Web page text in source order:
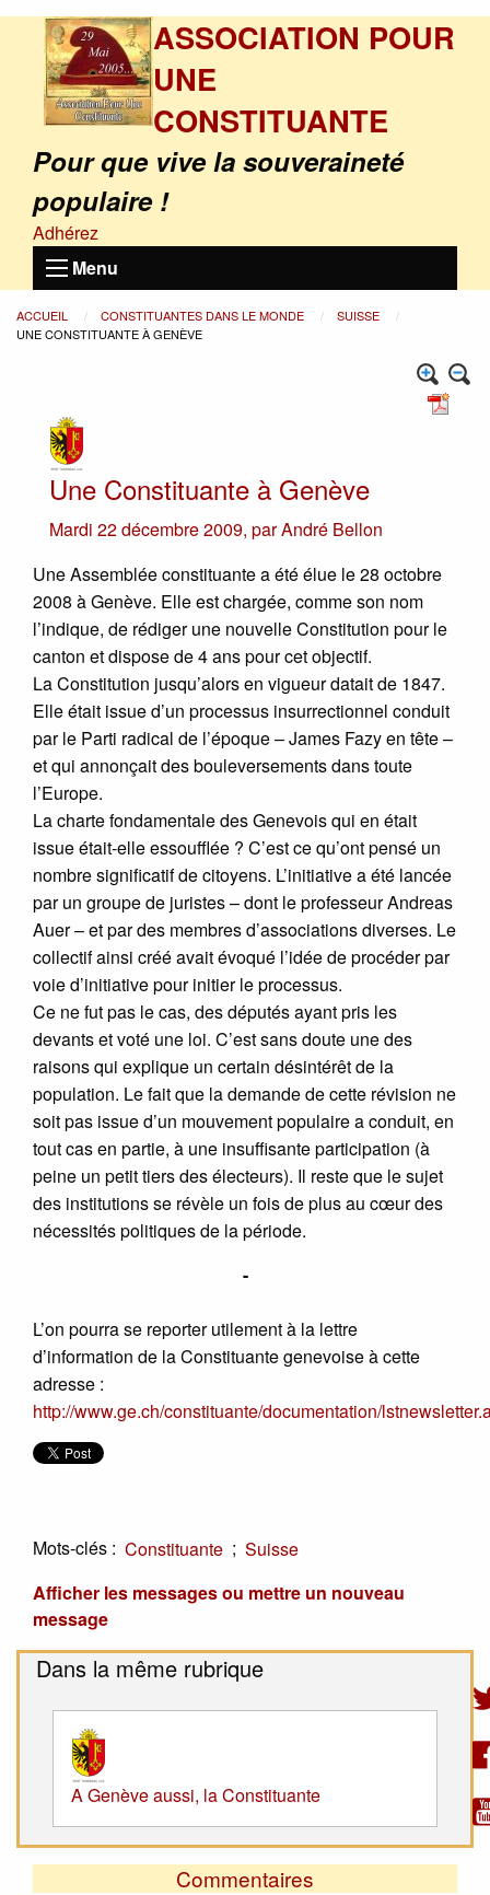
ASSOCIATION POUR
UNE
CONSTITUANTE
Pour que vive la souveraineté
populaire !
Adhérez
Menu
ACCUEIL CONSTITUANTES DANS LE MONDE
SUISSE
UNE CONSTITUANTE À GENÈVE
Une Constituante à Genève
Mardi 22 décembre 2009, parAndré Bellon
Une Assemblée constituante a été élue le 28 octobre
2008 à Genève. Elle est chargée, comme son nom
l’indique, de rédiger une nouvelle Constitution pour le
canton et dispose de 4 ans pour cet objectif.
La Constitution jusqu’alors en vigueur datait de 1847.
Elle était issue d’un processus insurrectionnel conduit
par le Parti radical de l’époque – James Fazy en tête –
et qui annonçait des bouleversements dans toute
l’Europe.
La charte fondamentale des Genevois qui en était
issue était-elle essoufflée ? C’est ce qu’ont pensé un
nombre significatif de citoyens. L’initiative a été lancée
par un groupe de juristes – dont le professeur Andreas
Auer – et par des membres d’associations diverses. Le
collectif ainsi créé avait évoqué l’idée de procéder par
voie d’initiative pour initier le processus.
Ce ne fut pas le cas, des députés ayant pris les
devants et voté une loi. C’est sans doute une des
raisons qui explique un certain désintérêt de la
population. Le fait que la demande de cette révision ne
soit pas issue d’un mouvement populaire a conduit, en
tout cas en partie, à une insuffisante participation (à
peine un petit tiers des électeurs). Il reste que le sujet
des institutions se révèle un fois de plus au cœur des
nécessités politiques de la période.
-
L’on pourra se reporter utilement à la lettre
d’information de la Constituante genevoise à cette
adresse :
http://www.ge.ch/constituante/documentation/
Mots-clés : Constituante ; Suisse
Afficher les messages ou mettre un nouveau
message
Dans la même rubrique
A Genève aussi, la Constituante
Commentaires